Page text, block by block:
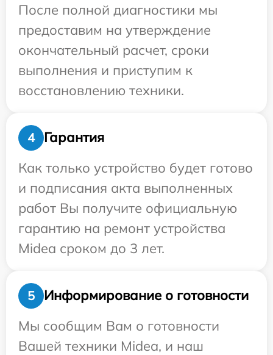
После полной диагностики мы
предоставим на утверждение
окончательный расчет, сроки
выполнения и приступим к
восстановлению техники.
4
Гарантия
Как только устройство будет готово
и подписания акта выполненных
работ Вы получите официальную
гарантию на ремонт устройства
Midea сроком до 3 лет.
5
Информирование о готовности
Мы сообщим Вам о готовности
Вашей техники Midea, и наш